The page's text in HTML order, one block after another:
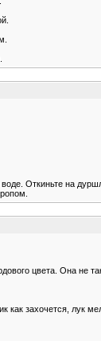
Откиньте на
цвета. Она не
как захочется,